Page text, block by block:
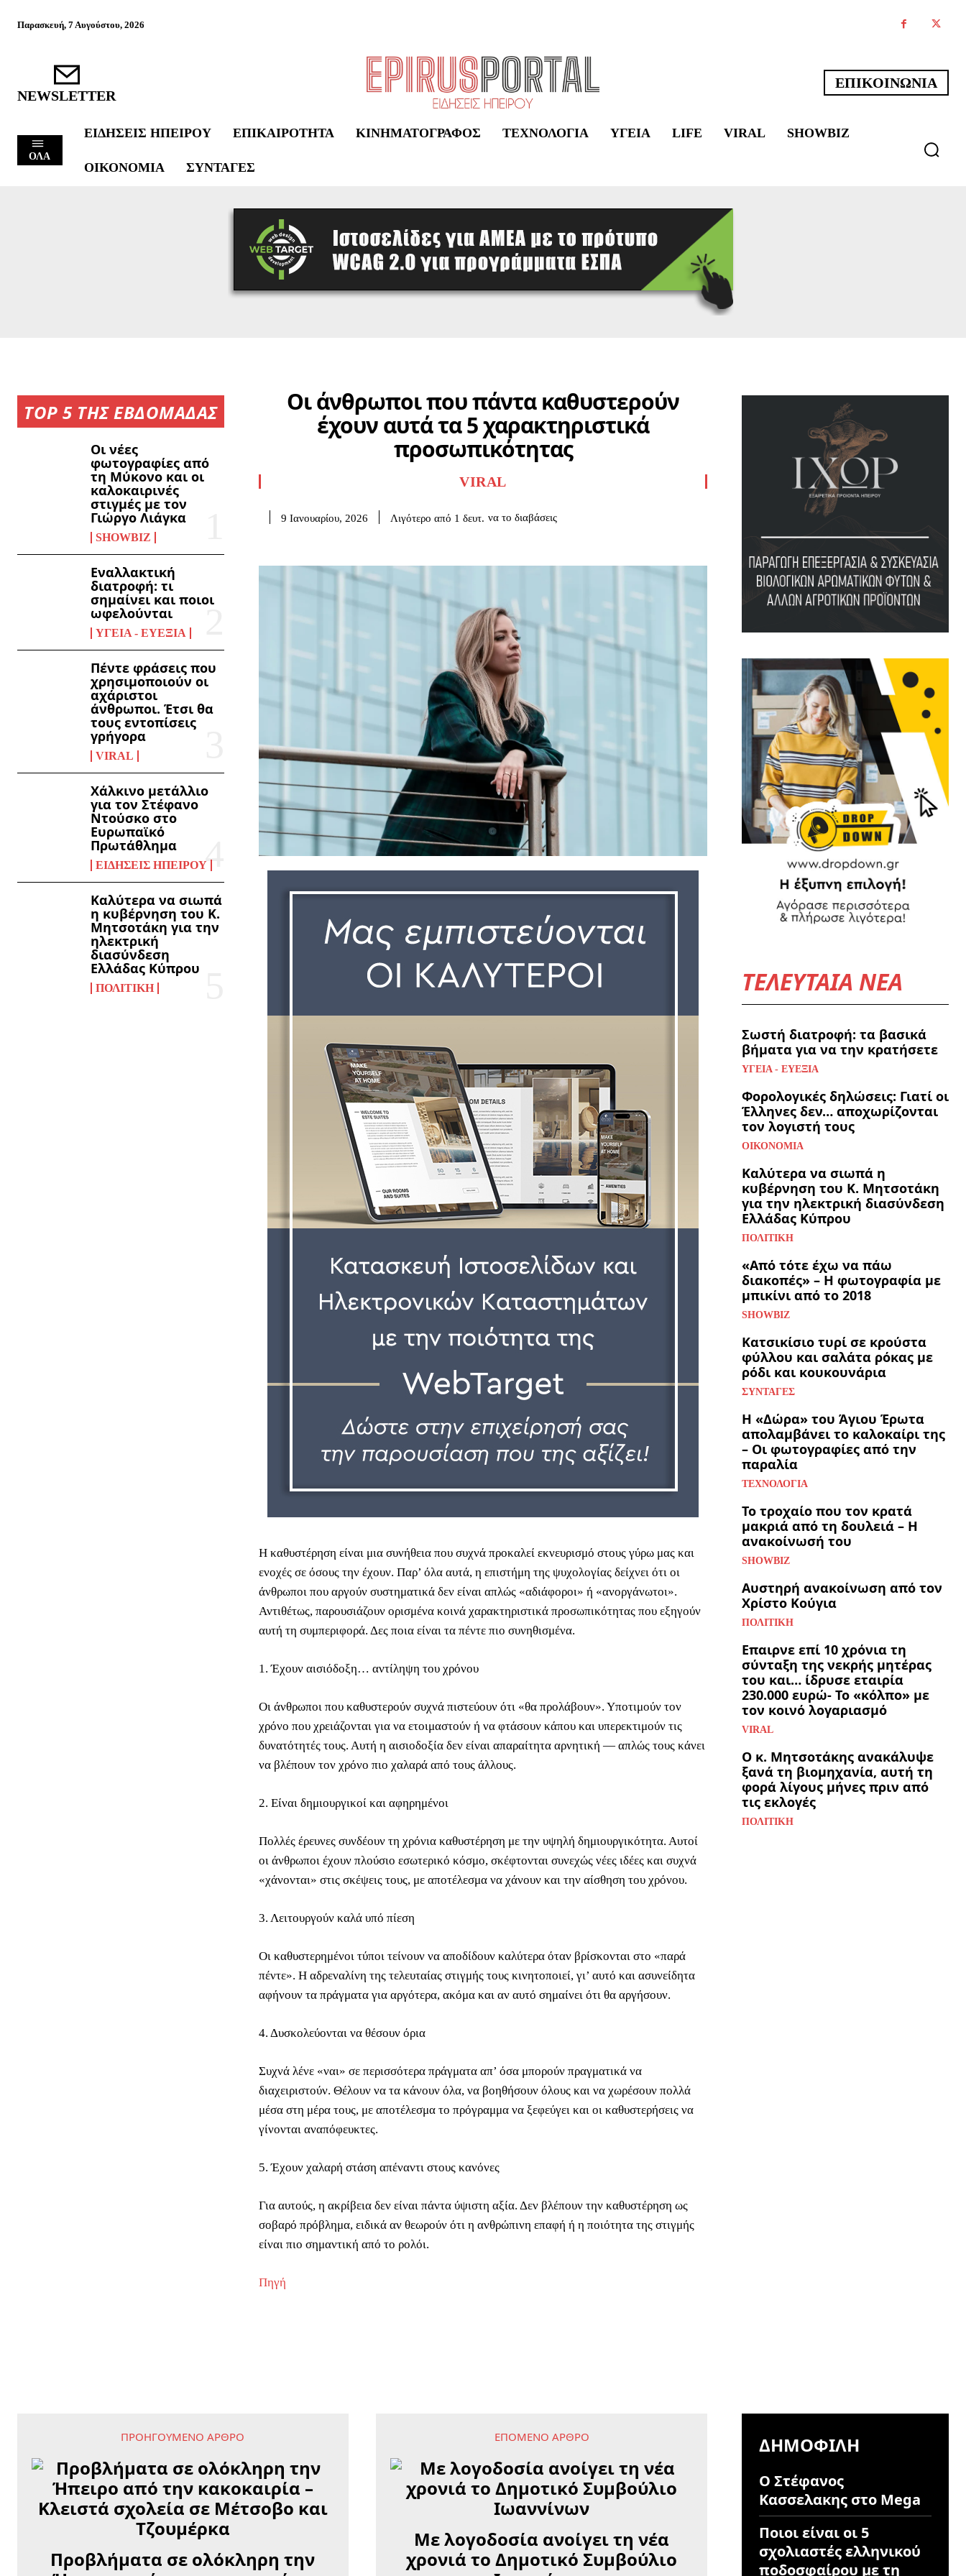
Παρασκευή, 7 Αυγούστου, 2026
NEWSLETTER
ΕΠΙΚΟΙΝΩΝΙΑ
ΟΛΑ
ΕΙΔΉΣΕΙΣ ΗΠΕΊΡΟΥ ΕΠΙΚΑΙΡΌΤΗΤΑ ΚΙΝΗΜΑΤΟΓΡΆΦΟΣ ΤΕΧΝΟΛΟΓΊΑ ΥΓΕΊΑ LIFE VIRAL SHOWBIZ
ΟΙΚΟΝΟΜΊΑ ΣΥΝΤΑΓΈΣ
TOP 5 ΤΗΣ ΕΒΔΟΜΑΔΑΣ
Οι νέες
φωτογραφίες από
τη Μύκονο και οι
καλοκαιρινές
στιγμές με τον
Γιώργο Λιάγκα
SHOWBIZ
Εναλλακτική
διατροφή: τι
σημαίνει και ποιοι
ωφελούνται
ΥΓΕΊΑ - ΕΥΕΞΊΑ
Πέντε φράσεις που
χρησιμοποιούν οι
αχάριστοι
άνθρωποι. Έτσι θα
τους εντοπίσεις
γρήγορα
VIRAL
Χάλκινο μετάλλιο
για τον Στέφανο
Ντούσκο στο
Ευρωπαϊκό
Πρωτάθλημα
ΕΙΔΉΣΕΙΣ ΗΠΕΊΡΟΥ
Καλύτερα να σιωπά
η κυβέρνηση του Κ.
Μητσοτάκη για την
ηλεκτρική
διασύνδεση
Ελλάδας Κύπρου
ΠΟΛΙΤΙΚΉ
Οι άνθρωποι που πάντα καθυστερούν
έχουν αυτά τα 5 χαρακτηριστικά
προσωπικότητας
VIRAL
9 Ιανουαρίου, 2026 Λιγότερο από 1 δευτ. να το διαβάσεις
Η καθυστέρηση είναι μια συνήθεια που συχνά προκαλεί εκνευρισμό στους γύρω μας και
ενοχές σε όσους την έχουν. Παρ’ όλα αυτά, η επιστήμη της ψυχολογίας δείχνει ότι οι
άνθρωποι που αργούν συστηματικά δεν είναι απλώς «αδιάφοροι» ή «ανοργάνωτοι».
Αντιθέτως, παρουσιάζουν ορισμένα κοινά χαρακτηριστικά προσωπικότητας που εξηγούν
αυτή τη συμπεριφορά. Δες ποια είναι τα πέντε πιο συνηθισμένα.
1. Έχουν αισιόδοξη… αντίληψη του χρόνου
Οι άνθρωποι που καθυστερούν συχνά πιστεύουν ότι «θα προλάβουν». Υποτιμούν τον
χρόνο που χρειάζονται για να ετοιμαστούν ή να φτάσουν κάπου και υπερεκτιμούν τις
δυνατότητές τους. Αυτή η αισιοδοξία δεν είναι απαραίτητα αρνητική — απλώς τους κάνει
να βλέπουν τον χρόνο πιο χαλαρά από τους άλλους.
2. Είναι δημιουργικοί και αφηρημένοι
Πολλές έρευνες συνδέουν τη χρόνια καθυστέρηση με την υψηλή δημιουργικότητα. Αυτοί
οι άνθρωποι έχουν πλούσιο εσωτερικό κόσμο, σκέφτονται συνεχώς νέες ιδέες και συχνά
«χάνονται» στις σκέψεις τους, με αποτέλεσμα να χάνουν και την αίσθηση του χρόνου.
3. Λειτουργούν καλά υπό πίεση
Οι καθυστερημένοι τύποι τείνουν να αποδίδουν καλύτερα όταν βρίσκονται στο «παρά
πέντε». Η αδρεναλίνη της τελευταίας στιγμής τους κινητοποιεί, γι’ αυτό και ασυνείδητα
αφήνουν τα πράγματα για αργότερα, ακόμα και αν αυτό σημαίνει ότι θα αργήσουν.
4. Δυσκολεύονται να θέσουν όρια
Συχνά λένε «ναι» σε περισσότερα πράγματα απ’ όσα μπορούν πραγματικά να
διαχειριστούν. Θέλουν να τα κάνουν όλα, να βοηθήσουν όλους και να χωρέσουν πολλά
μέσα στη μέρα τους, με αποτέλεσμα το πρόγραμμα να ξεφεύγει και οι καθυστερήσεις να
γίνονται αναπόφευκτες.
5. Έχουν χαλαρή στάση απέναντι στους κανόνες
Για αυτούς, η ακρίβεια δεν είναι πάντα ύψιστη αξία. Δεν βλέπουν την καθυστέρηση ως
σοβαρό πρόβλημα, ειδικά αν θεωρούν ότι η ανθρώπινη επαφή ή η ποιότητα της στιγμής
είναι πιο σημαντική από το ρολόι.
Πηγή
ΤΕΛΕΥΤΑΙΑ ΝΕΑ
Σωστή διατροφή: τα βασικά
βήματα για να την κρατήσετε
ΥΓΕΊΑ - ΕΥΕΞΊΑ
Φορολογικές δηλώσεις: Γιατί οι
Έλληνες δεν… αποχωρίζονται
τον λογιστή τους
ΟΙΚΟΝΟΜΊΑ
Καλύτερα να σιωπά η
κυβέρνηση του Κ. Μητσοτάκη
για την ηλεκτρική διασύνδεση
Ελλάδας Κύπρου
ΠΟΛΙΤΙΚΉ
«Από τότε έχω να πάω
διακοπές» – Η φωτογραφία με
μπικίνι από το 2018
SHOWBIZ
Κατσικίσιο τυρί σε κρούστα
φύλλου και σαλάτα ρόκας με
ρόδι και κουκουνάρια
ΣΥΝΤΑΓΈΣ
Η «Δώρα» του Άγιου Έρωτα
απολαμβάνει το καλοκαίρι της
– Οι φωτογραφίες από την
παραλία
ΤΕΧΝΟΛΟΓΊΑ
Το τροχαίο που τον κρατά
μακριά από τη δουλειά – Η
ανακοίνωσή του
SHOWBIZ
Αυστηρή ανακοίνωση από τον
Χρίστο Κούγια
ΠΟΛΙΤΙΚΉ
Επαιρνε επί 10 χρόνια τη
σύνταξη της νεκρής μητέρας
του και… ίδρυσε εταιρία
230.000 ευρώ- Το «κόλπο» με
τον κοινό λογαριασμό
VIRAL
Ο κ. Μητσοτάκης ανακάλυψε
ξανά τη βιομηχανία, αυτή τη
φορά λίγους μήνες πριν από
τις εκλογές
ΠΟΛΙΤΙΚΉ
ΠΡΟΗΓΟΎΜΕΝΟ ΆΡΘΡΟ
Προβλήματα σε ολόκληρη την
ΕΠΌΜΕΝΟ ΆΡΘΡΟ
Με λογοδοσία ανοίγει τη νέα
χρονιά το Δημοτικό Συμβούλιο
ΔΗΜΟΦΙΛΉ
Ο Στέφανος
Κασσελακης στο Mega
Ποιοι είναι οι 5
σχολιαστές ελληνικού
ποδοσφαίρου με τη